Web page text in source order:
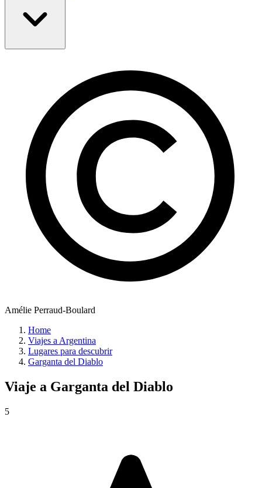
Amélie Perraud-Boulard
Home
Viajes a Argentina
Lugares para descubrir
Garganta del Diablo
Viaje a Garganta del Diablo
5